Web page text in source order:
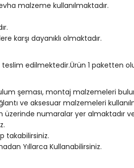
malzeme kullanılmaktadır.
karşı dayanıklı olmaktadır.
edilmektedir.Ürün 1 paketten
şeması, montaj malzemeleri
ve aksesuar malzemeleri
üzerinde numaralar yer almaktadır
takabilirsiniz.
Yıllarca Kullanabilirsiniz.